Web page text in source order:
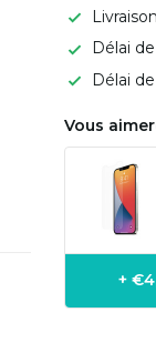
Délai
Délai
Vous
+